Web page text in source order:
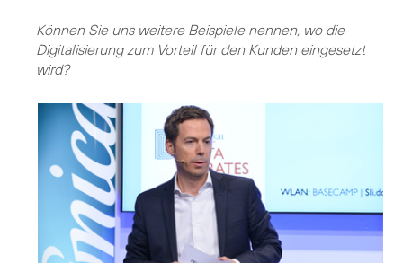
Können Sie uns weitere Beispiele nennen, wo die
Digitalisierung zum Vorteil für den Kunden eingesetzt
wird?